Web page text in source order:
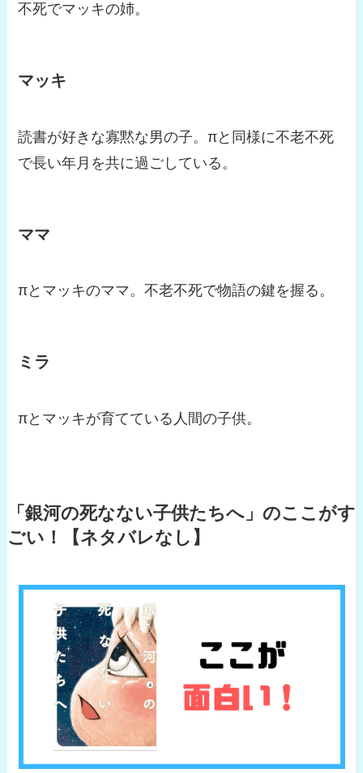
不死でマッキの姉。
マッキ
読書が好きな寡黙な男の子。πと同様に不老不死
で長い年月を共に過ごしている。
ママ
πとマッキのママ。不老不死で物語の鍵を握る。
ミラ
πとマッキが育てている人間の子供。
「銀河の死なない子供たちへ」のここがす
ごい！【ネタバレなし】